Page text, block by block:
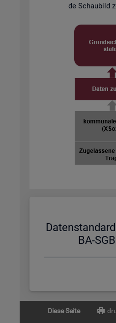
de Schau­bild
BA-
Diese Seite